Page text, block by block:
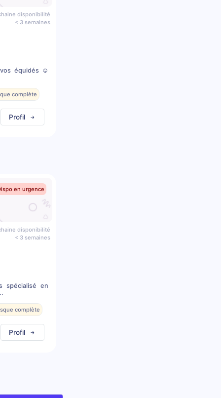
disponibilité
< 3 semaines
équidés ☺️
complète
Profil
en urgence
disponibilité
< 3 semaines
spécialisé en
complète
Profil